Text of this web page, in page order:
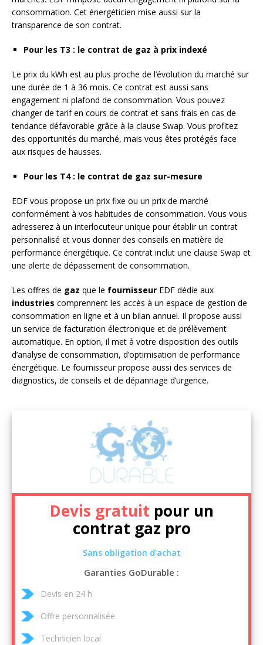
consommation. Cet énergéticien mise aussi sur la
transparence de son contrat.
Pour les T3 : le contrat de gaz à prix indexé
Le prix du kWh est au plus proche de l’évolution du marché sur
une durée de 1 à 36 mois. Ce contrat est aussi sans
engagement ni plafond de consommation. Vous pouvez
changer de tarif en cours de contrat et sans frais en cas de
tendance défavorable grâce à la clause Swap. Vous profitez
des opportunités du marché, mais vous êtes protégés face
aux risques de hausses.
Pour les T4 : le contrat de gaz sur-mesure
EDF vous propose un prix fixe ou un prix de marché
conformément à vos habitudes de consommation. Vous vous
adresserez à un interlocuteur unique pour établir un contrat
personnalisé et vous donner des conseils en matière de
performance énergétique. Ce contrat inclut une clause Swap et
une alerte de dépassement de consommation.
Les offres de gaz que le fournisseur EDF dédie aux
industries comprennent les accès à un espace de gestion de
consommation en ligne et à un bilan annuel. Il propose aussi
un service de facturation électronique et de prélèvement
automatique. En option, il met à votre disposition des outils
d’analyse de consommation, d’optimisation de performance
énergétique. Le fournisseur propose aussi des services de
diagnostics, de conseils et de dépannage d’urgence.
Devis gratuit pour un
contrat gaz pro
Sans obligation d'achat
Garanties GoDurable :
Devis en 24 h
Offre personnalisée
Technicien local